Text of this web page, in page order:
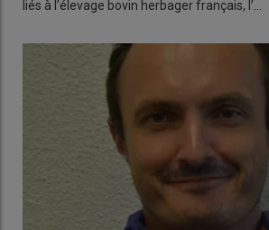
liés à l’élevage bovin herbager français, l’…